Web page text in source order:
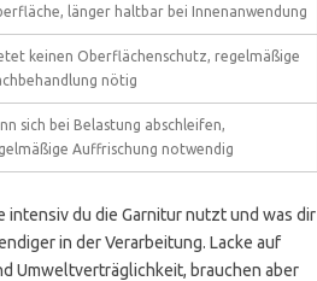
länger haltbar bei Innenanwendung
keinen Oberflächenschutz, regelmäßige
nötig
sich bei Belastung abschleifen,
Auffrischung notwendig
intensiv du die Garnitur nutzt und was dir
in der Verarbeitung. Lacke auf
Umweltverträglichkeit, brauchen aber